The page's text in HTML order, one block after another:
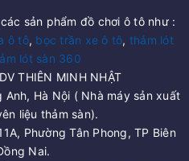
sản phẩm đồ chơi ô tô như :
ô tô, bọc trần xe ô tô, thảm lót
lót sàn 360
THIÊN MINH NHẬT
Hà Nội ( Nhà máy sản xuất
liệu thảm sàn).
Phường Tân Phong, TP Biên
Nai.